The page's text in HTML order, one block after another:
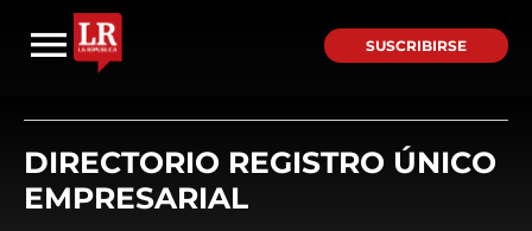
SUSCRIBIRSE
DIRECTORIO REGISTRO ÚNICO
EMPRESARIAL